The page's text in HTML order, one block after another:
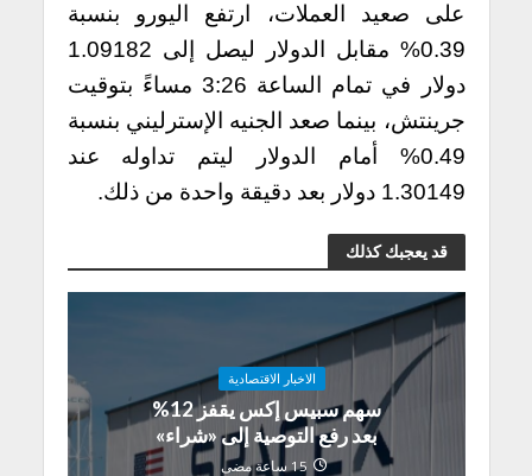
على صعيد العملات، ارتفع اليورو بنسبة
0.39% مقابل الدولار ليصل إلى 1.09182
دولار في تمام الساعة 3:26 مساءً بتوقيت
جرينتش، بينما صعد الجنيه الإسترليني بنسبة
0.49% أمام الدولار ليتم تداوله عند
1.30149 دولار بعد دقيقة واحدة من ذلك.
قد يعجبك كذلك
الاخبار الاقتصادية
سهم سبيس إكس يقفز 12%
بعد رفع التوصية إلى «شراء»
15 ساعة مضى